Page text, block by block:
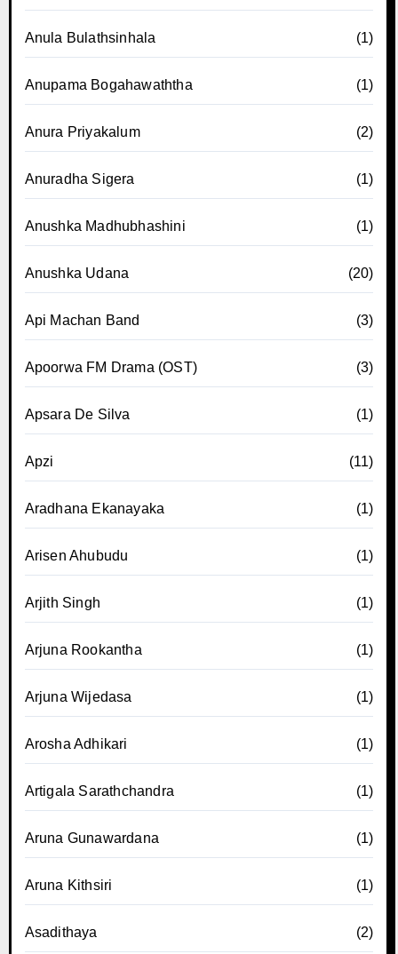
Anula Bulathsinhala (1)
Anupama Bogahawaththa (1)
Anura Priyakalum (2)
Anuradha Sigera (1)
Anushka Madhubhashini (1)
Anushka Udana (20)
Api Machan Band (3)
Apoorwa FM Drama (OST) (3)
Apsara De Silva (1)
Apzi (11)
Aradhana Ekanayaka (1)
Arisen Ahubudu (1)
Arjith Singh (1)
Arjuna Rookantha (1)
Arjuna Wijedasa (1)
Arosha Adhikari (1)
Artigala Sarathchandra (1)
Aruna Gunawardana (1)
Aruna Kithsiri (1)
Asadithaya (2)